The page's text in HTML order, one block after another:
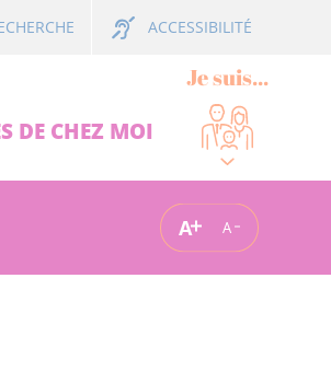
ACCESSIBILITÉ
DE CHEZ MOI
Je suis...
A A